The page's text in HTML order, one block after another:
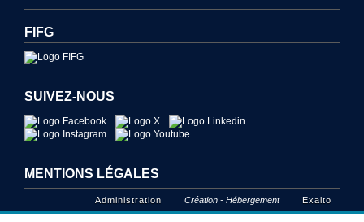
FIFG
SUIVEZ-NOUS
MENTIONS LÉGALES
Administration Création - Hébergement Exalto